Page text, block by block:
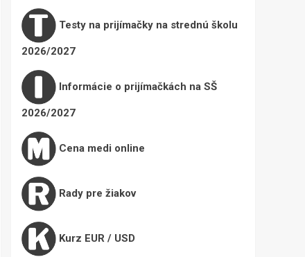
Testy na prijímačky na strednú školu
2026/2027
Informácie o prijímačkách na SŠ
2026/2027
Cena medi online
Rady pre žiakov
Kurz EUR / USD